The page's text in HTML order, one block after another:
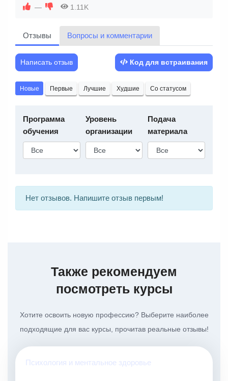
месяцев обучения
психолога «под ключ»:
Как вести занятия в
режиме онлайн с
учетом частных
особенностей
парами и группами
Удержание
внимания
Инструкции и
Материалы для
ведения занятий от
контент-плану
— 1.11K
Отзывы Вопросы и комментарии
Написать отзыв Код для встраивания
Новые Первые Лучшие Худшие Со статусом
Программа
обучения
Уровень
организации
Подача
материала
Нет отзывов. Напишите отзыв первым!
Также рекомендуем
посмотреть курсы
Хотите освоить новую профессию? Выберите наиболее
подходящие для вас курсы, прочитав реальные отзывы!
Психология и ментальное здоровье